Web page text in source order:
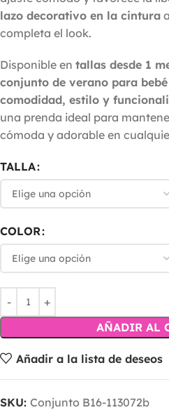
lazo decorativo en la cintura
completa el look.
Disponible en tallas desde 1
conjunto de verano para
comodidad, estilo y
una prenda ideal para
cómoda y adorable en
TALLA
COLOR
AÑADIR AL
Añadir a la lista de deseos
SKU: Conjunto B16-113072b